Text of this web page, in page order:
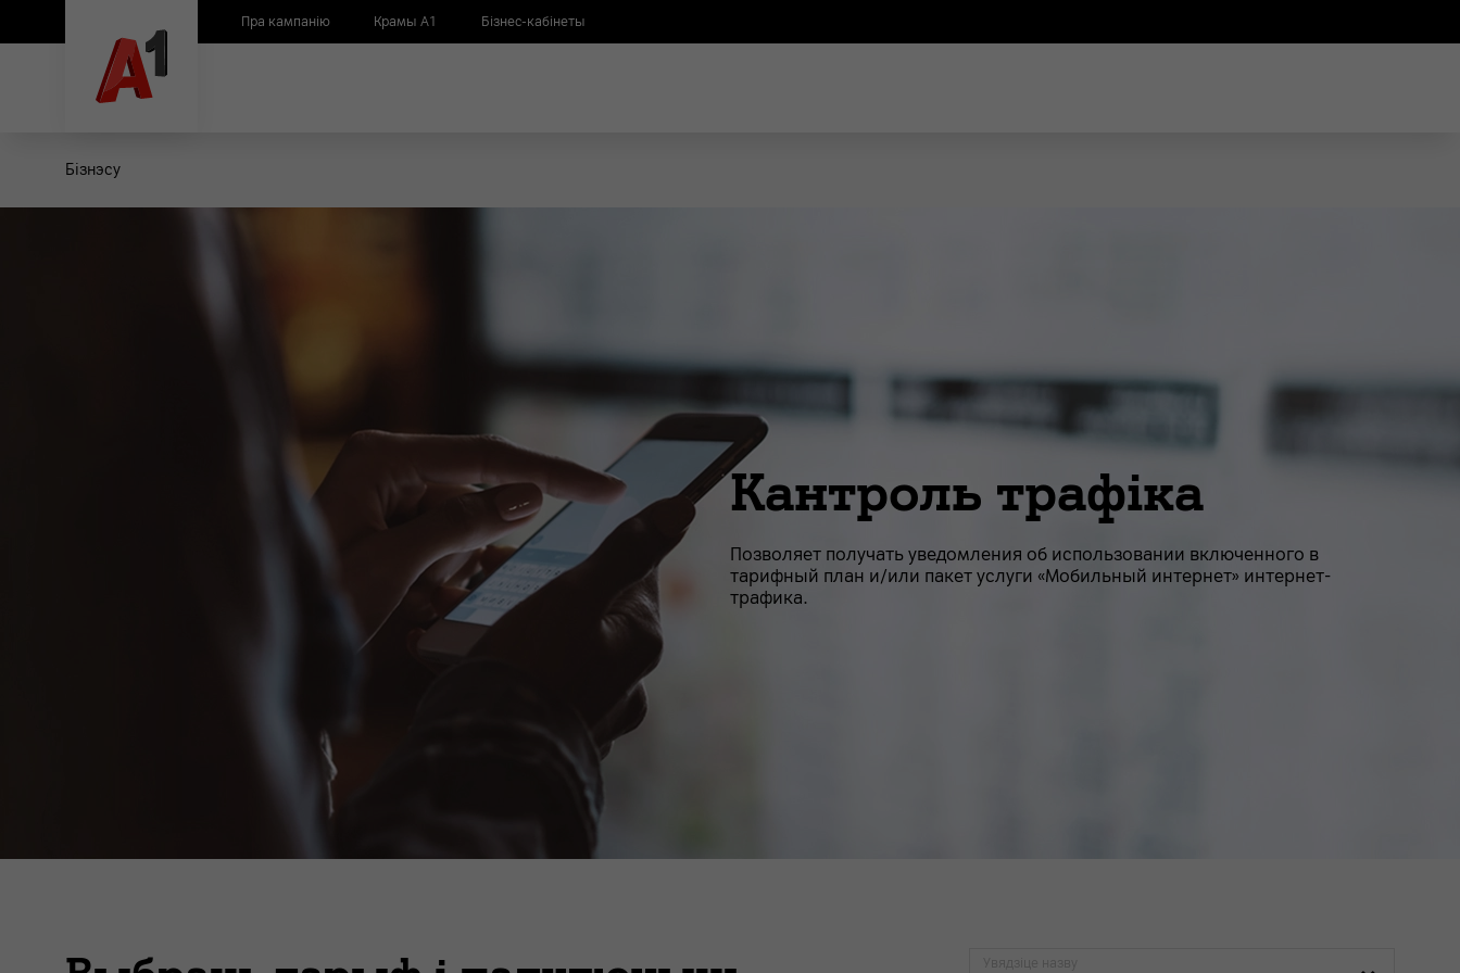
Пра кампанію Крамы А1 Бізнес-кабінеты
Бiзнэсу
Кантроль трафіка
Позволяет получать уведомления об использовании включенного в
тарифный план и/или пакет услуги «Мобильный интернет» интернет-
трафика.